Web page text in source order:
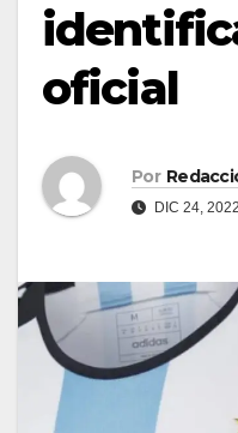
oficial
Por
DIC 24, 2022